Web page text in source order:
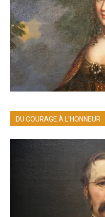
DU COURAGE À L’HONNEUR